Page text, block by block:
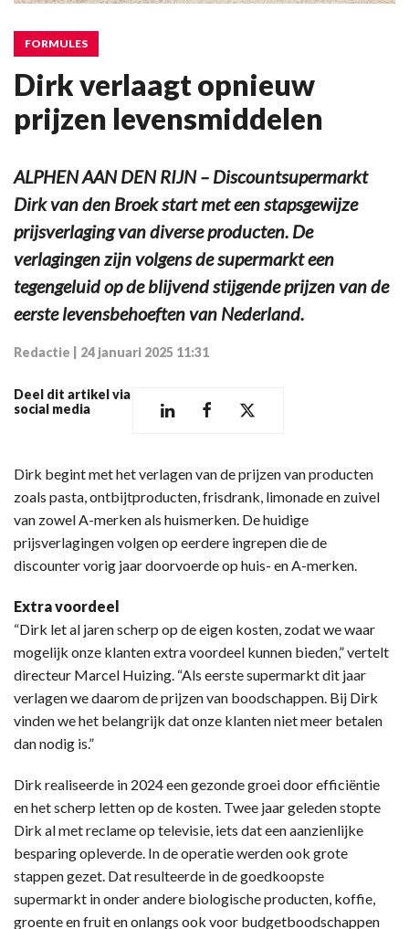
FORMULES
Dirk verlaagt opnieuw
prijzen levensmiddelen
ALPHEN AAN DEN RIJN – Discountsupermarkt
Dirk van den Broek start met een stapsgewijze
prijsverlaging van diverse producten. De
verlagingen zijn volgens de supermarkt een
tegengeluid op de blijvend stijgende prijzen van de
eerste levensbehoeften van Nederland.
Redactie 24 januari 2025 11:31
Deel dit artikel via
social media
Dirk begint met het verlagen van de prijzen van producten
zoals pasta, ontbijtproducten, frisdrank, limonade en zuivel
van zowel A-merken als huismerken. De huidige
prijsverlagingen volgen op eerdere ingrepen die de
discounter vorig jaar doorvoerde op huis- en A-merken.
Extra voordeel
“Dirk let al jaren scherp op de eigen kosten, zodat we waar
mogelijk onze klanten extra voordeel kunnen bieden,” vertelt
directeur Marcel Huizing. “Als eerste supermarkt dit jaar
verlagen we daarom de prijzen van boodschappen. Bij Dirk
vinden we het belangrijk dat onze klanten niet meer betalen
dan nodig is.”
Dirk realiseerde in 2024 een gezonde groei door efficiëntie
en het scherp letten op de kosten. Twee jaar geleden stopte
Dirk al met reclame op televisie, iets dat een aanzienlijke
besparing opleverde. In de operatie werden ook grote
stappen gezet. Dat resulteerde in de goedkoopste
supermarkt in onder andere biologische producten, koffie,
groente en fruit en onlangs ook voor budgetboodschappen